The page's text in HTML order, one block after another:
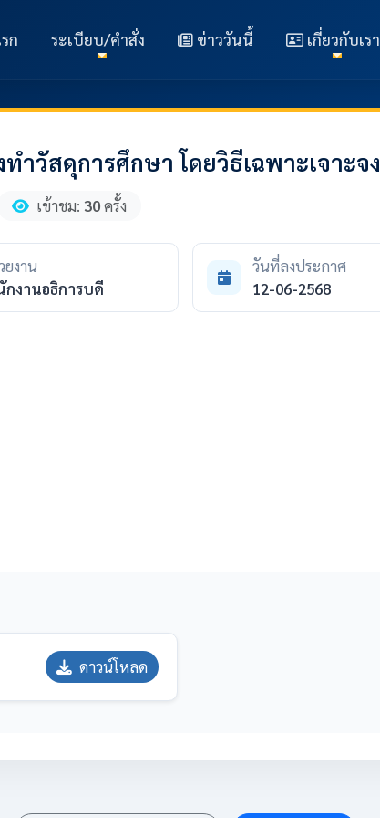
ก ระเบียบ/คำสั่ง ข่าววันนี้ เกี่ยวกับเรา
ำวัสดุการศึกษา โดยวิธีเฉพาะเจาะจง
เข้าชม: 30ครั้ง
งาน
กงานอธิการบดี
วันที่ลงประกาศ
12-06-2568
ดาวน์โหลด